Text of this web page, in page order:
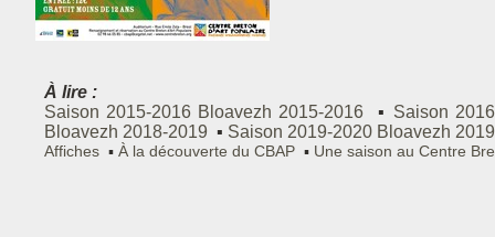
À lire :
Saison 2015-2016 Bloavezh 2015-2016
Saison
Bloavezh 2018-2019
Saison 2019-2020 Bloavezh
Affiches À la découverte du CBAP Une saison au Centre